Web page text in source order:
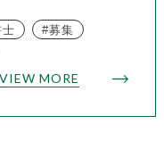
募集
VIEW MORE